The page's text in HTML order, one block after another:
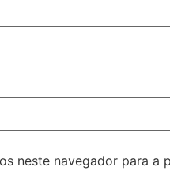
neste navegador para a